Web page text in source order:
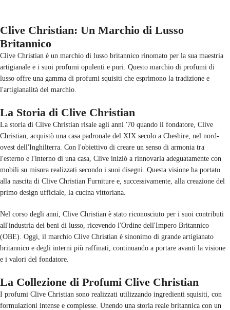
Clive Christian: Un Marchio di Lusso
Britannico
Clive Christian è un marchio di lusso britannico rinomato per la sua maestria
artigianale e i suoi profumi opulenti e puri. Questo marchio di profumi di
lusso offre una gamma di profumi squisiti che esprimono la tradizione e
l'artigianalità del marchio.
La Storia di Clive Christian
La storia di Clive Christian risale agli anni '70 quando il fondatore, Clive
Christian, acquistò una casa padronale del XIX secolo a Cheshire, nel nord-
ovest dell'Inghilterra. Con l'obiettivo di creare un senso di armonia tra
l'esterno e l'interno di una casa, Clive iniziò a rinnovarla adeguatamente con
mobili su misura realizzati secondo i suoi disegni. Questa visione ha portato
alla nascita di Clive Christian Furniture e, successivamente, alla creazione del
primo design ufficiale, la cucina vittoriana.
Nel corso degli anni, Clive Christian è stato riconosciuto per i suoi contributi
all'industria dei beni di lusso, ricevendo l'Ordine dell'Impero Britannico
(OBE). Oggi, il marchio Clive Christian è sinonimo di grande artigianato
britannico e degli interni più raffinati, continuando a portare avanti la visione
e i valori del fondatore.
La Collezione di Profumi Clive Christian
I profumi Clive Christian sono realizzati utilizzando ingredienti squisiti, con
formulazioni intense e complesse. Unendo una storia reale britannica con un